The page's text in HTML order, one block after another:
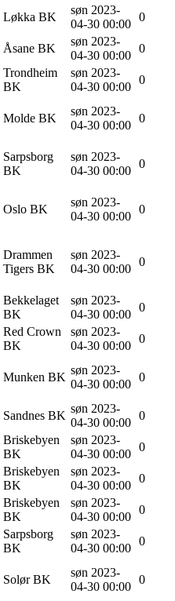
Løkka BK
søn 2023-
04-30 00:00
0
Åsane BK
søn 2023-
04-30 00:00
0
Trondheim
BK
søn 2023-
04-30 00:00
0
Molde BK
søn 2023-
04-30 00:00
0
Sarpsborg
BK
søn 2023-
04-30 00:00
0
Oslo BK
søn 2023-
04-30 00:00
0
Drammen
Tigers BK
søn 2023-
04-30 00:00
0
Bekkelaget
BK
søn 2023-
04-30 00:00
0
Red Crown
BK
søn 2023-
04-30 00:00
0
Munken BK
søn 2023-
04-30 00:00
0
Sandnes BK
søn 2023-
04-30 00:00
0
Briskebyen
BK
søn 2023-
04-30 00:00
0
Briskebyen
BK
søn 2023-
04-30 00:00
0
Briskebyen
BK
søn 2023-
04-30 00:00
0
Sarpsborg
BK
søn 2023-
04-30 00:00
0
Solør BK
søn 2023-
04-30 00:00
0